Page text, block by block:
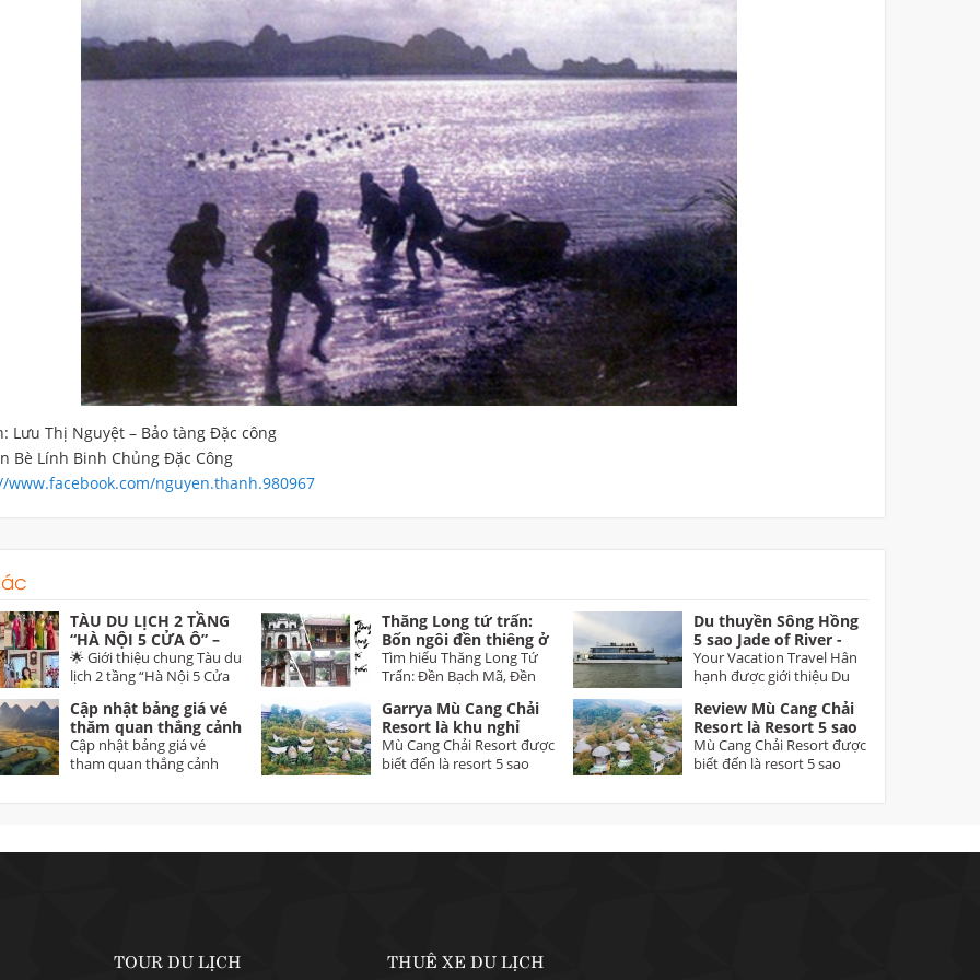
Lưu Thị Nguyệt – Bảo tàng Đặc công
Bè Lính Binh Chủng Đặc Công
www.facebook.com/nguyen.thanh.980967
TÀU DU LỊCH 2 TẦNG
“HÀ NỘI 5 CỬA Ô” –
THE HANOI TRAIN Trải
nghiệm di sản độc đáo
Nội – Từ Sơn (Bắc
Ninh)
🌟 Giới thiệu chung Tàu du
lịch 2 tầng “Hà Nội 5 Cửa
Thăng Long tứ trấn:
Bốn ngôi đền thiêng ở
thành Thăng Long
Tìm hiểu Thăng Long Tứ
Trấn: Đền Bạch Mã, Đền
Du thuyền Sông Hồng
5 sao Jade of River -
Sản phẩm đặc biệt du
lịch Hà Nội
Your Vacation Travel Hân
hạnh được giới thiệu Du
Cập nhật bảng giá vé
thăm quan thắng cảnh
toàn quốc năm 2025 -
2026 Vietnam tourist
Cập nhật bảng giá vé
tham quan thắng cảnh
Garrya Mù Cang Chải
Resort là khu nghỉ
dưỡng 5 sao đầu tiên
tại Yên Bái
Mù Cang Chải Resort được
biết đến là resort 5 sao
Review Mù Cang Chải
Resort là Resort 5 sao
đầu tiên tại Mù Cang
Chải Yên Bái
Mù Cang Chải Resort được
biết đến là resort 5 sao
TOUR DU LỊCH
THUÊ XE DU LỊCH